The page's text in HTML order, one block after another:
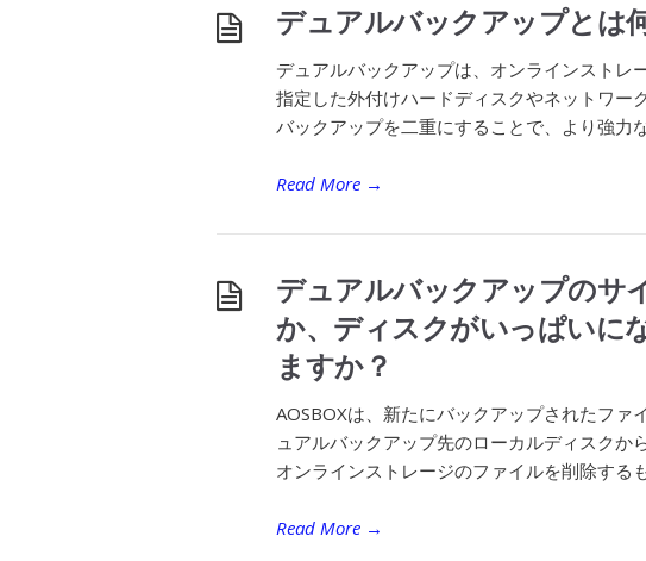
デュアルバックアップとは
デュアルバックアップは、オンラインストレ
指定した外付けハードディスクやネットワー
バックアップを二重にすることで、より強力
Read More →
デュアルバックアップのサ
か、ディスクがいっぱいに
ますか？
AOSBOXは、新たにバックアップされたフ
ュアルバックアップ先のローカルディスクか
オンラインストレージのファイルを削除する
Read More →